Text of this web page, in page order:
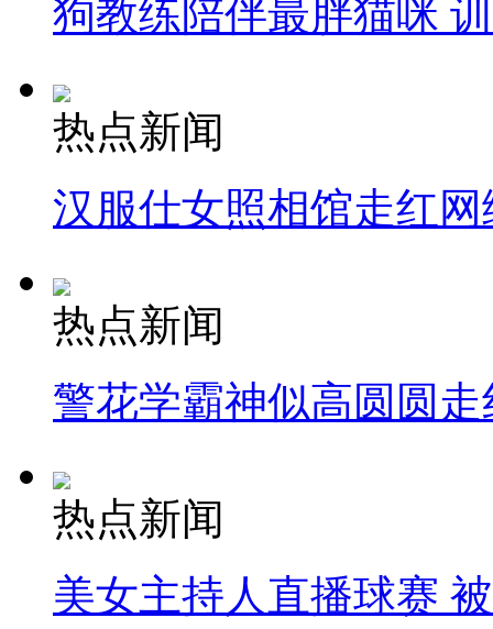
狗教练陪伴最胖猫咪
热点新闻
汉服仕女照相馆走红网
热点新闻
警花学霸神似高圆圆走
热点新闻
美女主持人直播球赛